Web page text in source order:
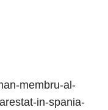
membru-al-
in-spania-